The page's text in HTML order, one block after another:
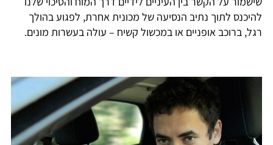
להיכנס לתוך נתיב הנסיעה של מכונית אחרת, לפגוע בהולך
רגל, ברוכב אופניים או במכשול קשיח – עולה בעשרות מונים.